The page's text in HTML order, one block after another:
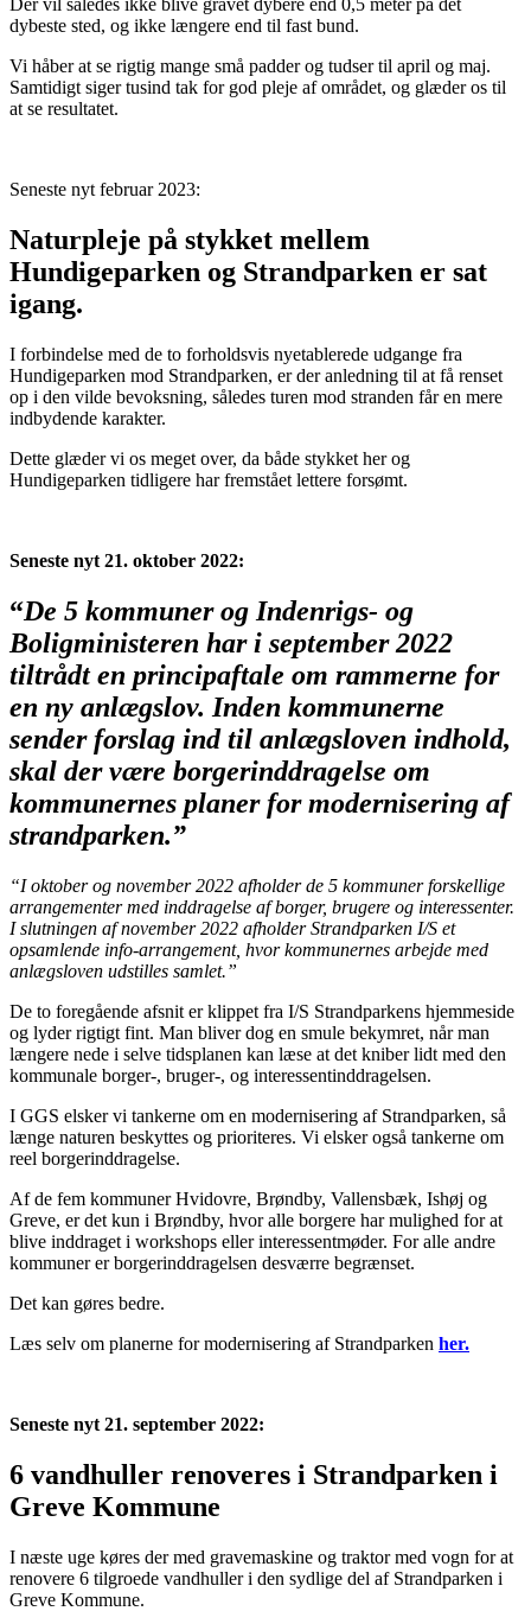
Der vil således ikke blive gravet dybere end 0,5 meter på det
dybeste sted, og ikke længere end til fast bund.
Vi håber at se rigtig mange små padder og tudser til april og maj.
Samtidigt siger tusind tak for god pleje af området, og glæder os til
at se resultatet.
Seneste nyt februar 2023:
Naturpleje på stykket mellem
Hundigeparken og Strandparken er sat
igang.
I forbindelse med de to forholdsvis nyetablerede udgange fra
Hundigeparken mod Strandparken, er der anledning til at få renset
op i den vilde bevoksning, således turen mod stranden får en mere
indbydende karakter.
Dette glæder vi os meget over, da både stykket her og
Hundigeparken tidligere har fremstået lettere forsømt.
Seneste nyt 21. oktober 2022:
“De 5 kommuner og Indenrigs- og
Boligministeren har i september 2022
tiltrådt en principaftale om rammerne for
en ny anlægslov. Inden kommunerne
sender forslag ind til anlægsloven indhold,
skal der være borgerinddragelse om
kommunernes planer for modernisering af
strandparken.”
“I oktober og november 2022 afholder de 5 kommuner forskellige
arrangementer med inddragelse af borger, brugere og interessenter.
I slutningen af november 2022 afholder Strandparken I/S et
opsamlende info-arrangement, hvor kommunernes arbejde med
anlægsloven udstilles samlet.”
De to foregående afsnit er klippet fra I/S Strandparkens hjemmeside
og lyder rigtigt fint. Man bliver dog en smule bekymret, når man
længere nede i selve tidsplanen kan læse at det kniber lidt med den
kommunale borger-, bruger-, og interessentinddragelsen.
I GGS elsker vi tankerne om en modernisering af Strandparken, så
længe naturen beskyttes og prioriteres. Vi elsker også tankerne om
reel borgerinddragelse.
Af de fem kommuner Hvidovre, Brøndby, Vallensbæk, Ishøj og
Greve, er det kun i Brøndby, hvor alle borgere har mulighed for at
blive inddraget i workshops eller interessentmøder. For alle andre
kommuner er borgerinddragelsen desværre begrænset.
Det kan gøres bedre.
Læs selv om planerne for modernisering af Strandparken her.
Seneste nyt 21. september 2022:
6 vandhuller renoveres i Strandparken i
Greve Kommune
I næste uge køres der med gravemaskine og traktor med vogn for at
renovere 6 tilgroede vandhuller i den sydlige del af Strandparken i
Greve Kommune.